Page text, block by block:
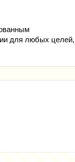
для любых целей,